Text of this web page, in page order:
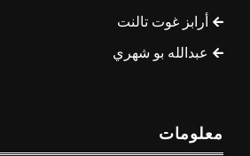
أرابز غوت تالنت
عبدالله بو شهري
معلومات